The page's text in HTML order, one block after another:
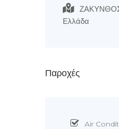
ΖΑΚΥΝΘΟΣ
Ελλάδα
Παροχές
Air